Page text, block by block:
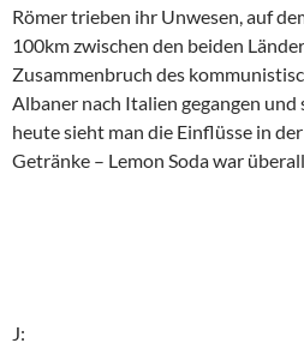
Römer trieben ihr Unwesen, auf
100km zwischen den beiden
Zusammenbruch des
Albaner nach Italien gegangen
heute sieht man die Einflüsse in
Getränke – Lemon Soda war
J: